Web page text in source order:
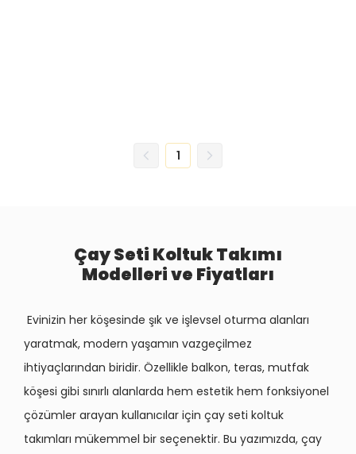
1
Çay Seti Koltuk Takımı
Modelleri ve Fiyatları
Evinizin her köşesinde şık ve işlevsel oturma alanları
yaratmak, modern yaşamın vazgeçilmez
ihtiyaçlarından biridir. Özellikle balkon, teras, mutfak
köşesi gibi sınırlı alanlarda hem estetik hem fonksiyonel
çözümler arayan kullanıcılar için çay seti koltuk
takımları mükemmel bir seçenektir. Bu yazımızda, çay